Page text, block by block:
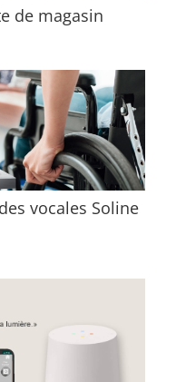
de magasin
vocales Soline